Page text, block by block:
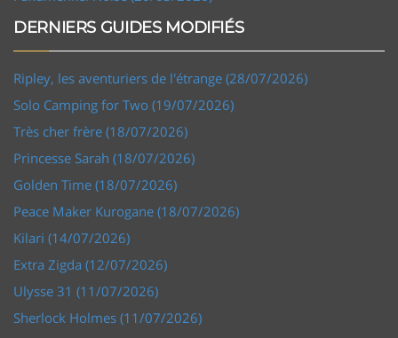
DERNIERS GUIDES MODIFIÉS
Ripley, les aventuriers de l'étrange (28/07/2026)
Solo Camping for Two (19/07/2026)
Très cher frère (18/07/2026)
Princesse Sarah (18/07/2026)
Golden Time (18/07/2026)
Peace Maker Kurogane (18/07/2026)
Kilari (14/07/2026)
Extra Zigda (12/07/2026)
Ulysse 31 (11/07/2026)
Sherlock Holmes (11/07/2026)